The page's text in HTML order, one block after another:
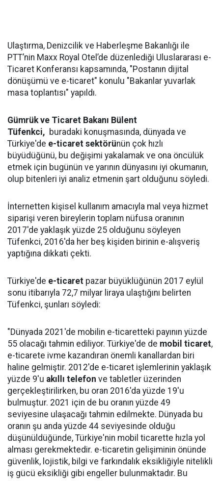
Ulaştırma, Denizcilik ve Haberleşme Bakanlığı ile
PTT’nin Maxx Royal Otel’de düzenlediği Uluslararası e-
Ticaret Konferansı kapsamında, "Postanın dijital
dönüşümü ve e-ticaret" konulu "Bakanlar yuvarlak
masa toplantısı" yapıldı.
Gümrük ve Ticaret Bakanı Bülent
Tüfenkci, buradaki konuşmasında, dünyada ve
Türkiye'de e-ticaret sektörünün çok hızlı
büyüdüğünü, bu değişimi yakalamak ve ona öncülük
etmek için bugünün ve yarının dünyasını iyi okumanın,
olup bitenleri iyi analiz etmenin şart olduğunu söyledi.
İnternetten kişisel kullanım amacıyla mal veya hizmet
siparişi veren bireylerin toplam nüfusa oranının
2017'de yaklaşık yüzde 25 olduğunu söyleyen
Tüfenkci, 2016'da her beş kişiden birinin e-alışveriş
yaptığına dikkati çekti.
Türkiye'de e-ticaret pazar büyüklüğünün 2017 eylül
sonu itibarıyla 72,7 milyar liraya ulaştığını belirten
Tüfenkci, şunları söyledi:
"Dünyada 2021'de mobilin e-ticaretteki payının yüzde
55 olacağı tahmin ediliyor. Türkiye'de de mobil ticaret,
e-ticarete ivme kazandıran önemli kanallardan biri
haline gelmiştir. 2012'de e-ticaret işlemlerinin yaklaşık
yüzde 9'u akıllı telefon ve tabletler üzerinden
gerçekleştirilirken, bu oran 2016'da yüzde 19'u
bulmuştur. 2021 için de bu oranın yüzde 49
seviyesine ulaşacağı tahmin edilmekte. Dünyada bu
oranın şu anda yüzde 44 seviyesinde olduğu
düşünüldüğünde, Türkiye'nin mobil ticarette hızla yol
alması gerekmektedir. e-ticaretin gelişiminin önünde
güvenlik, lojistik, bilgi ve farkındalık eksikliğiyle nitelikli
iş gücü eksikliği gibi engeller bulunmaktadır. Bu